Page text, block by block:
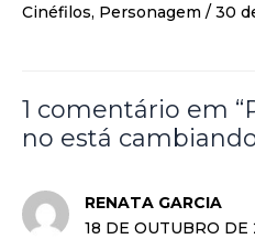
Cinéfilos, Personagem / 30
1 comentário em
no está
RENATA GARCIA
18 DE OUTUBRO DE